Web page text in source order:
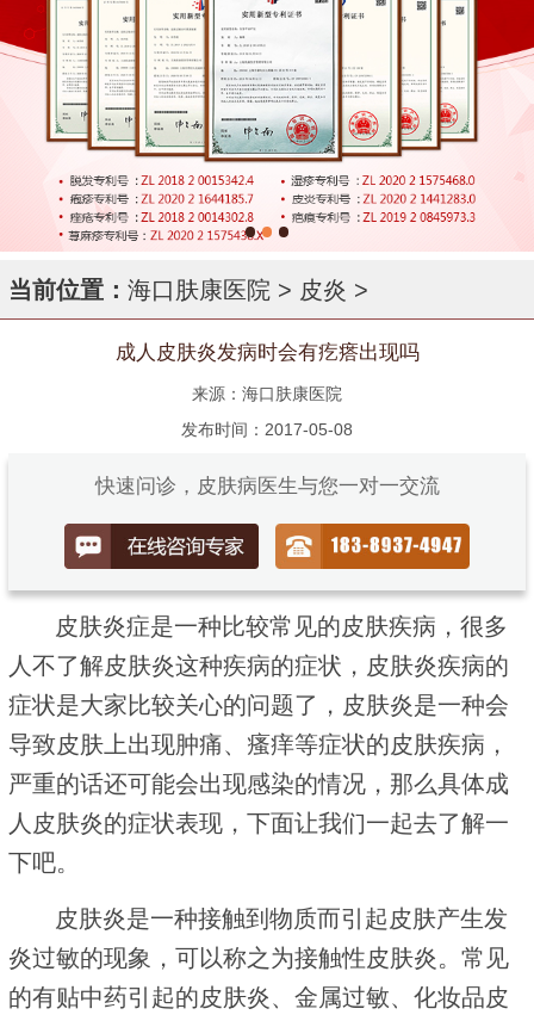
当前位置： 海口肤康医院 > 皮炎 >
成人皮肤炎发病时会有疙瘩出现吗
来源：海口肤康医院
发布时间：2017-05-08
快速问诊，皮肤病医生与您一对一交流
皮肤炎症是一种比较常见的皮肤疾病，很多
人不了解皮肤炎这种疾病的症状，皮肤炎疾病的
症状是大家比较关心的问题了，皮肤炎是一种会
导致皮肤上出现肿痛、瘙痒等症状的皮肤疾病，
严重的话还可能会出现感染的情况，那么具体成
人皮肤炎的症状表现，下面让我们一起去了解一
下吧。
皮肤炎是一种接触到物质而引起皮肤产生发
炎过敏的现象，可以称之为接触性皮肤炎。常见
的有贴中药引起的皮肤炎、金属过敏、化妆品皮